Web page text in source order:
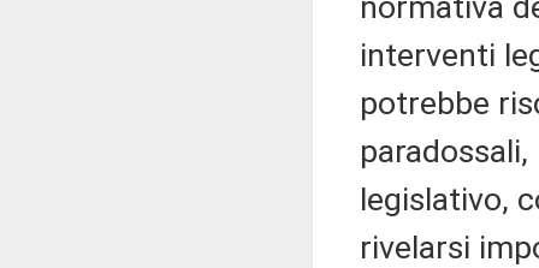
interventi
potrebbe
legislativo,
rivelarsi